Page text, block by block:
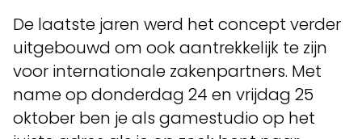
De laatste jaren werd het concept verder
uitgebouwd om ook aantrekkelijk te zijn
voor internationale zakenpartners. Met
name op donderdag 24 en vrijdag 25
oktober ben je als gamestudio op het